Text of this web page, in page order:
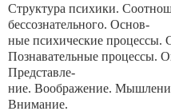
Структура психики.
бессознательного. Основ-
ные психические процессы.
Познавательные процессы.
Представле-
ние. Воображение.
Внимание.